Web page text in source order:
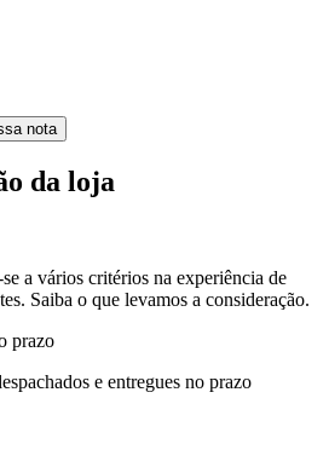
nota
da loja
a vários critérios na experiência de
Saiba o que levamos a consideração.
prazo
e entregues no prazo